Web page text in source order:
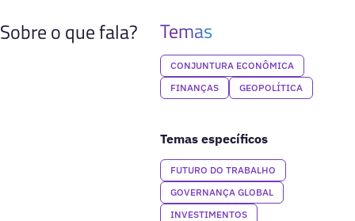
Sobre o que fala? Temas
CONJUNTURA ECONÔMICA
FINANÇAS
GEOPOLÍTICA
Temas específicos
FUTURO DO TRABALHO
GOVERNANÇA GLOBAL
INVESTIMENTOS